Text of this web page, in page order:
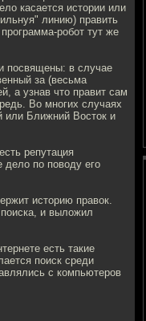
касается истории или
линию) править
робот тут же
посвящены: в случае
за (весьма
а узнав что правит сам
Во многих случаях
или Ближний Восток и
репутация
дело по поводу его
историю правок.
и выложил
есть такие
поиск среди
с компьютеров